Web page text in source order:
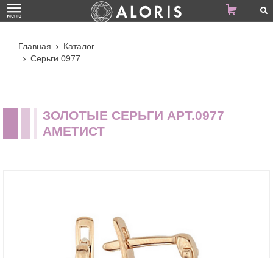
Главная
Каталог
Серьги 0977
ЗОЛОТЫЕ СЕРЬГИ АРТ.0977
АМЕТИСТ